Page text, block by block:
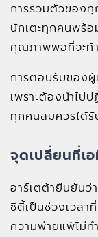
การรวมตัวของ
นักเตะทุกคนพร้
คุณภาพพอที่จะท้
การตอบรับของผู้
เพราะต้องนำไ
ทุกคนสมควรได้
จุดเปลี่ยนที่เ
อาร์เตต้ายืนยัน
ซิตี้เป็นช่วงเวลา
ความพ่ายแพ้ไม่